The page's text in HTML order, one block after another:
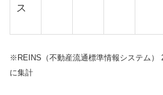
ス
※REINS（不動産流通標準情報システム）
に集計